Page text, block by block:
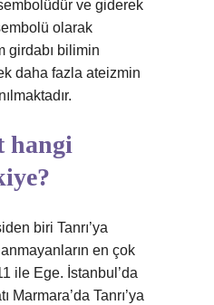
ve giderek
olarak
girdabı bilimin
daha fazla ateizmin
hangi
biri Tanrı’ya
en çok
ile Ege. İstanbul’da
Marmara’da Tanrı’ya